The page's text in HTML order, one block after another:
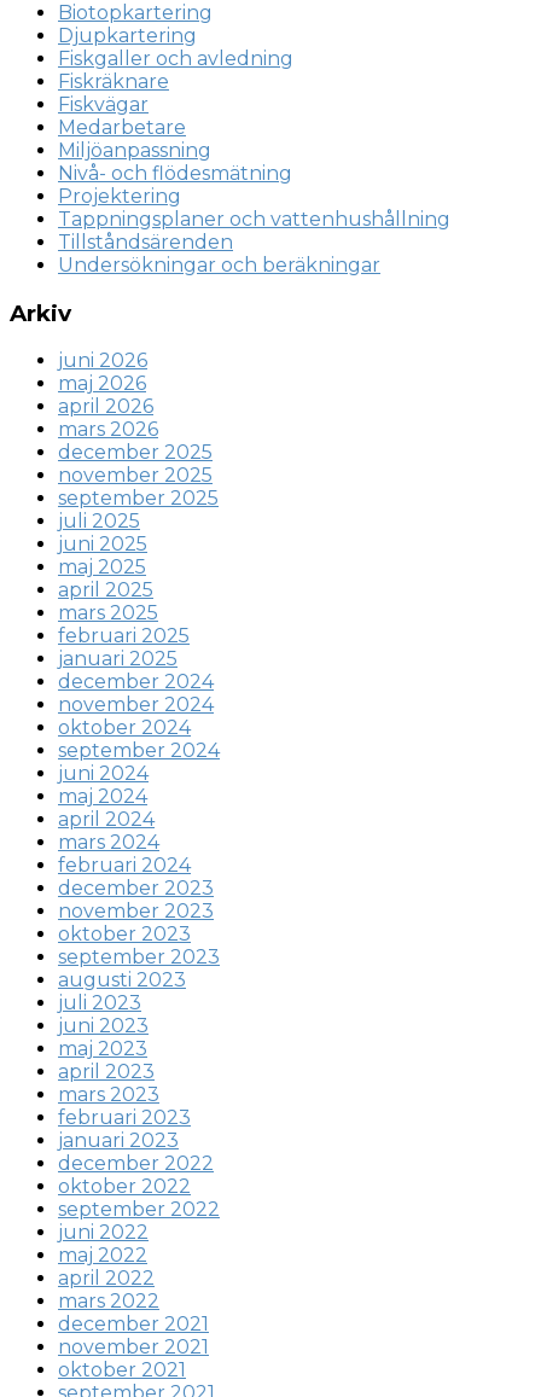
Biotopkartering
Djupkartering
Fiskgaller och avledning
Fiskräknare
Fiskvägar
Medarbetare
Miljöanpassning
Nivå- och flödesmätning
Projektering
Tappningsplaner och vattenhushållning
Tillståndsärenden
Undersökningar och beräkningar
Arkiv
juni 2026
maj 2026
april 2026
mars 2026
december 2025
november 2025
september 2025
juli 2025
juni 2025
maj 2025
april 2025
mars 2025
februari 2025
januari 2025
december 2024
november 2024
oktober 2024
september 2024
juni 2024
maj 2024
april 2024
mars 2024
februari 2024
december 2023
november 2023
oktober 2023
september 2023
augusti 2023
juli 2023
juni 2023
maj 2023
april 2023
mars 2023
februari 2023
januari 2023
december 2022
oktober 2022
september 2022
juni 2022
maj 2022
april 2022
mars 2022
december 2021
november 2021
oktober 2021